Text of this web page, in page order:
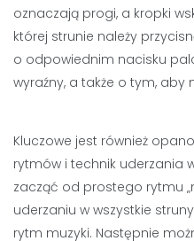
oznaczają progi, a kropki
której strunie należy
o odpowiednim nacisku
wyraźny, a także o tym, aby
Kluczowe jest również
rytmów i technik uderzania
zacząć od prostego rytmu
uderzaniu w wszystkie
rytm muzyki. Następnie